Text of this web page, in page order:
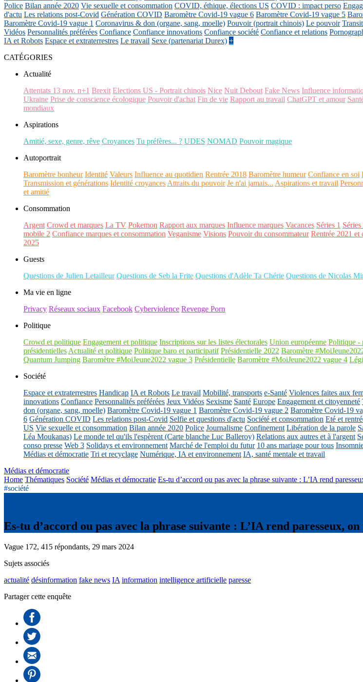
Police Bilan année 2020 Vie sexuelle et consommation COVID, éthique, élections US COVID : impact perso
d'actu Les relations post-Covid Génération COVID Baromètre Covid-19 vague 6 Baromètre Covid-19 vague 5
Baromètre Covid-19 vague 1 Coronavirus & don (organe, sang, moelle) Pouvoir (portrait chinois) Le pouvoir
Vidéos Personnalités préférées Confiance Confiance innovations Confiance société Confiance et relations
IA et Robots Espace et extraterrestres Le travail Sexe (partenariat Durex) +
CATÉGORIES
Actualité
Attentats 13 nov. n+1 Brexit Elections US - Portrait chinois Nice Nuit Debout Fake News Influence
Ukraine Prise de conscience écologique Pouvoir d'achat Fin de vie Rapport au travail ChatGPT et amour
mondiaux
Aspirations
Amitié, sexe, genre, rêve Croyances Tu préfères... ? UDES NOMAD Pouvoir magique
Autoportrait
Baromètre bonheur Identité Valeurs Influence au quotidien Rentrée 2018 Baromètre humeur Confiance en soi
Transmission et générations Identité croyances Attraits du pouvoir Je n'ai jamais... Aspirations et travail
et amitié
Consommation
Argent Crowd et marques La TV Pokemon Rapport aux marques Influence marques Vacances Séries 1 Séries
mobile 2 Confiance marques et consommation Veganisme Visions Pouvoir du consommateur Rentrée 2021 et
2025
Guests
Questions de Julien Letailleur Questions de Seb la Frite Questions d'Adèle Ta Chérie Questions de Nicolas
Ma vie en ligne
Privacy Réseaux sociaux Facebook Cyberviolence Revenge Porn
Politique
Crowd et politique Engagement et politique Inscriptions sur les listes électorales Union européenne Politique -
présidentielles Actualité et politique Politique baro et participatif Présidentielle 2022 Baromètre
Quantum Jumping Baromètre #MoiJeune2022 vague 3 Présidentielle Baromètre #MoiJeune2022 vague 4
Société
Espace et extraterrestres Handicap IA et Robots Le travail Mobilité, transports e-Santé Violences faites aux
innovations Confiance Personnalités préférées Jeux Vidéos Sexisme Santé Europe Engagement et citoyenneté
don (organe, sang, moelle) Baromètre Covid-19 vague 1 Baromètre Covid-19 vague 2 Baromètre Covid-19
6 Génération COVID Les relations post-Covid Selfie et questions d'actu Société et consommation Eté et
US Vie sexuelle et consommation Bilan année 2020 Police Journalisme Confinement Libération de la parole
Léa Moukanas) Le monde tel qu'ils l'espèrent (Carte blanche Luc Balleroy) Relations aux autres et à l'argent
conso presse Web 3 Solidays et environnement Marché de l'emploi du futur 10 ans mariage pour tous
Médias et démocratie Tri et recyclage Numérique, IA et environnement IA, santé mentale et travail
Médias et démocratie
Home Thématiques Société Médias et démocratie Es-tu d’accord ou pas avec la phrase suivante : L’IA rend
#société
Es-tu d’accord ou pas avec la phrase suivante : L’IA rend paresseux,
Vague 172, 415 répondants, 29 mars 2024
Sujets associés
actualité désinformation fake news IA information intelligence artificielle paresse
Partager cette enquête